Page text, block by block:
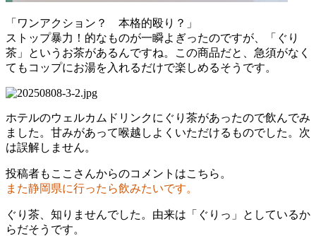
「ワンアクション？ 本格的殴り？」
ストップ暴力！的なものが一瞬よぎったのですが、「ぐり
茶」というお茶があるんですね。この商品だと、急須がなく
てもコップにお湯を入れるだけで楽しめるそうです。
ホテルのウェルカムドリンクにぐり茶があったので飲んでみ
ました。甘みがあって喉越しよくいただけるものでした。次
は誤解しません。
投稿者もここさんからのコメントはこちら。
また静岡県に行ったら飲みたいです。
ぐり茶、知りませんでした。由来は「ぐりっ」としているか
らだそうです。